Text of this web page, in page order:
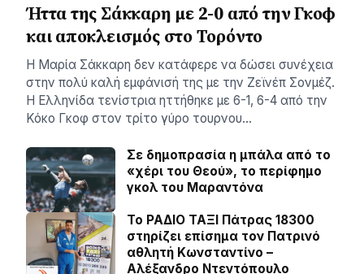
Ήττα της Σάκκαρη με 2-0 από την Γκοφ
και αποκλεισμός στο Τορόντο
Η Μαρία Σάκκαρη δεν κατάφερε να δώσει συνέχεια
στην πολύ καλή εμφάνισή της με την Ζεϊνέπ Σονμέζ.
Η Ελληνίδα τενίστρια ηττήθηκε με 6-1, 6-4 από την
Κόκο Γκοφ στον τρίτο γύρο τουρνου…
Σε δημοπρασία η μπάλα από το
«χέρι του Θεού», το περίφημο
γκολ του Μαραντόνα
Το ΡΑΔΙΟ ΤΑΞΙ Πάτρας 18300
στηρίζει επίσημα τον Πατρινό
αθλητή Κωνσταντίνο –
Αλέξανδρο Ντεντόπουλο